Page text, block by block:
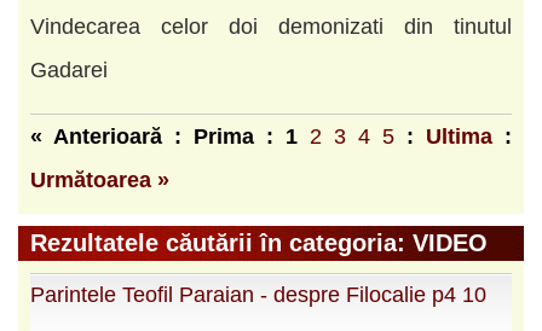
Vindecarea celor doi demonizati din tinutul
Gadarei
« Anterioară : Prima : 1 2 3 4 5 : Ultima :
Următoarea »
Rezultatele căutării în categoria: VIDEO
Parintele Teofil Paraian - despre Filocalie p4 10